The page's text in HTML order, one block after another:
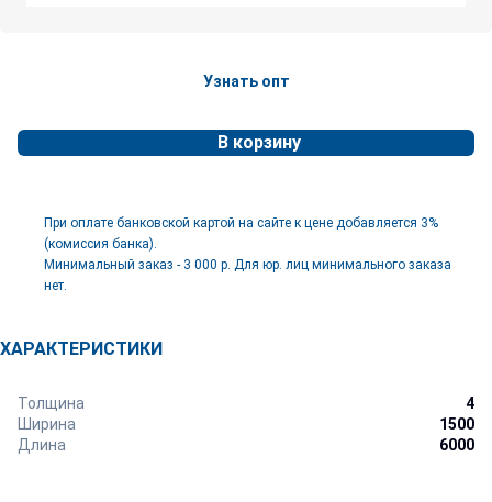
Узнать опт
В корзину
При оплате банковской картой на сайте к цене добавляется 3%
(комиссия банка).
Минимальный заказ - 3 000 р. Для юр. лиц минимального заказа
нет.
ХАРАКТЕРИСТИКИ
Толщина
4
Ширина
1500
Длина
6000